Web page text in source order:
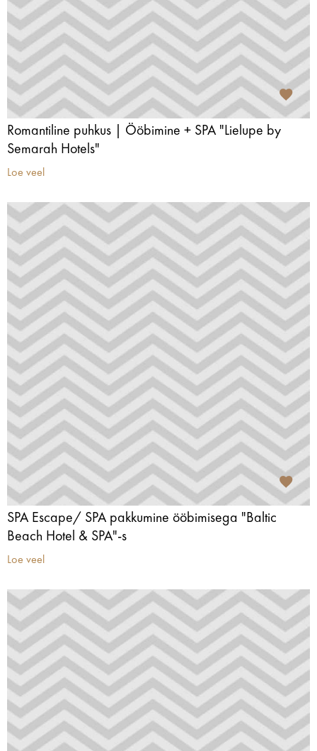
Romantiline puhkus | Ööbimine + SPA "Lielupe by
Semarah Hotels"
Loe veel
SPA Escape/ SPA pakkumine ööbimisega "Baltic
Beach Hotel & SPA"-s
Loe veel